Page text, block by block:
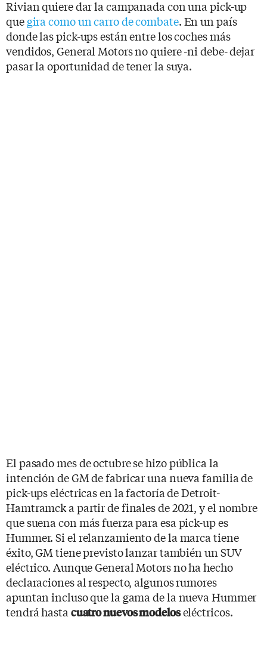
Rivian quiere dar la campanada con una pick-up
quegira como un carro de combate. En un país
donde las pick-ups están entre los coches más
vendidos, General Motors no quiere -ni debe- dejar
pasar la oportunidad de tener la suya.
El pasado mes de octubre se hizo pública la
intención de GM de fabricar una nueva familia de
pick-ups eléctricas en la factoría de Detroit-
Hamtramck a partir de finales de 2021, y el nombre
que suena con más fuerza para esa pick-up es
Hummer. Si el relanzamiento de la marca tiene
éxito, GM tiene previsto lanzar también un SUV
eléctrico. Aunque General Motors no ha hecho
declaraciones al respecto, algunos rumores
apuntan incluso que la gama de la nueva Hummer
tendrá hasta cuatro nuevos modeloseléctricos.